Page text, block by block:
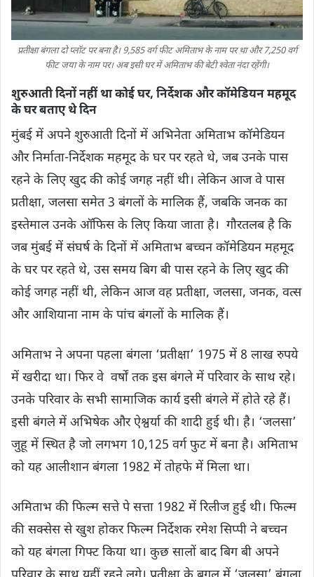
प्रतीक्षा बंगला दो प्लॉट पर बना है। 9,585 वर्ग फीट अमिताभ के नाम पर था और 7,250 वर्ग
फीट जया के नाम पर। अब इसी घर में अमिताभ की बेटी श्‍वेता नंदा रहेंगी।
शुरुआती दिनों नहीं था कोई घर, निर्देशक और कॉमेडियन महमूद
के घर बताए थे दिन
मुंबई में अपने शुरुआती दिनों में अभिनेता अमिताभ कॉमेडियन
और निर्माता-निर्देशक महमूद के घर पर रहते थे, जब उनके पास
रहने के लिए खुद की कोई जगह नहीं थी। लेकिन आज वे पास
प्रतीक्षा, जलसा समेत 3 बंगलों के मालिक हैं, जबकि जनक का
इस्तेमाल उनके ऑफिस के लिए किया जाता है। गौरतलब है कि
जब मुंबई में संघर्ष के दिनों में अमिताभ बच्चन कॉमेडियन महमूद
के घर पर रहते थे, उस समय बिग बी पास रहने के लिए खुद की
कोई जगह नहीं थी, लेकिन आज वह प्रतीक्षा, जलसा, जनक, वत्स
और आशियाना नाम के पांच बंगलों के मालिक हैं।
अमिताभ ने अपना पहला बंगला ‘प्रतीक्षा’ 1975 में 8 लाख रुपये
में खरीदा था। फ‍िर वे वर्षों तक इस बंगले में परिवार के साथ रहे।
उनके परिवार के सभी सामाजिक कार्य इसी बंगले में होते रहे हैं।
इसी बंगले में अभिषेक और ऐश्वर्या की शादी हुई थी। है। ‘जलसा’
जुहू में स्थित है जो लगभग 10,125 वर्ग फुट में बना है। अमिताभ
को यह आलीशान बंगला 1982 में तोहफे में मिला था।
अमिताभ की फिल्म सत्ते पे सत्ता 1982 में रिलीज हुई थी। फिल्म
की सक्‍सेस से खुश होकर फिल्म निर्देशक रमेश सिप्पी ने बच्‍चन
को यह बंगला गिफ्ट किया था। कुछ सालों बाद बिग बी अपने